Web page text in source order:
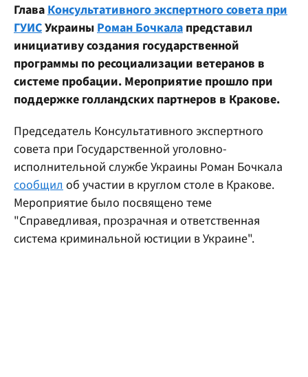
Глава Консультативного экспертного совета при
ГУИСУкраины Роман Бочкала представил
инициативу создания государственной
программы по ресоциализации ветеранов в
системе пробации. Мероприятие прошло при
поддержке голландских партнеров в Кракове.
Председатель Консультативного экспертного
совета при Государственной уголовно-
исполнительной службе Украины Роман Бочкала
сообщил об участии в круглом столе в Кракове.
Мероприятие было посвящено теме
"Справедливая, прозрачная и ответственная
система криминальной юстиции в Украине".